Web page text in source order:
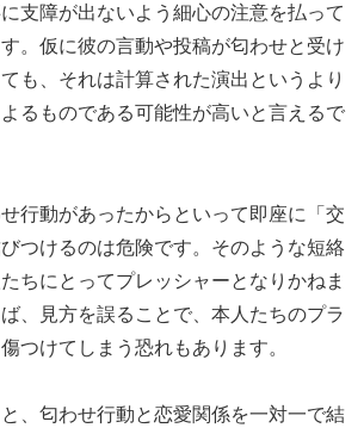
支障が出ないよう細心の注意を払って
。仮に彼の言動や投稿が匂わせと受け
も、それは計算された演出というより
るものである可能性が高いと言えるで
行動があったからといって即座に「交
つけるのは危険です。そのような短絡
ちにとってプレッシャーとなりかねま
、見方を誤ることで、本人たちのプラ
つけてしまう恐れもあります。
、匂わせ行動と恋愛関係を一対一で結